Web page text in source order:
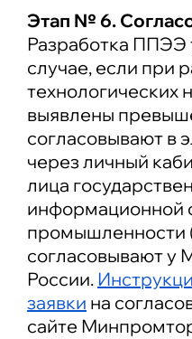
Этап № 6.
Разработка ППЭЭ
случае, если при
технологических
выявлены
согласовывают в
через личный
лица
информационной
промышленности
согласовывают у
России.
заявки на
сайте